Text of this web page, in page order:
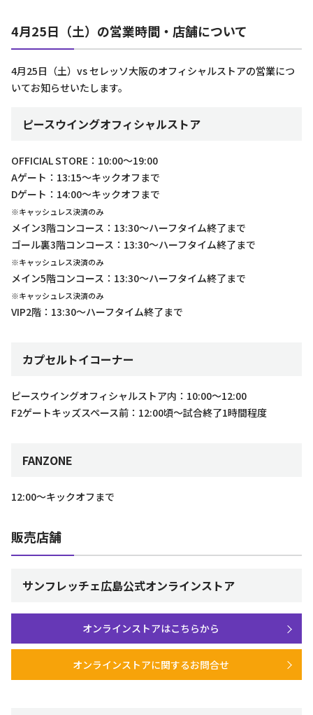
4月25日（土）の営業時間・店舗について
4月25日（土）vs セレッソ大阪のオフィシャルストアの営業につ
いてお知らせいたします。
ピースウイングオフィシャルストア
OFFICIAL STORE：10:00～19:00
Aゲート：13:15～キックオフまで
Dゲート：14:00～キックオフまで
※キャッシュレス決済のみ
メイン3階コンコース：13:30～ハーフタイム終了まで
ゴール裏3階コンコース：13:30～ハーフタイム終了まで
※キャッシュレス決済のみ
メイン5階コンコース：13:30～ハーフタイム終了まで
※キャッシュレス決済のみ
VIP2階：13:30～ハーフタイム終了まで
カプセルトイコーナー
ピースウイングオフィシャルストア内：10:00～12:00
F2ゲートキッズスペース前：12:00頃～試合終了1時間程度
FANZONE
12:00～キックオフまで
販売店舗
サンフレッチェ広島公式オンラインストア
オンラインストアはこちらから
オンラインストアに関するお問合せ